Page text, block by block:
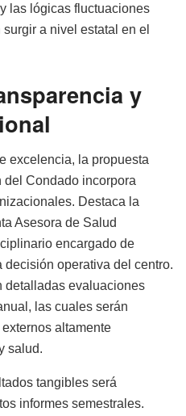
las lógicas fluctuaciones
a nivel estatal en el
y
excelencia, la propuesta
del Condado incorpora
Destaca la
Asesora de Salud
encargado de
operativa del centro.
detalladas evaluaciones
las cuales serán
altamente
salud.
tangibles será
informes semestrales.